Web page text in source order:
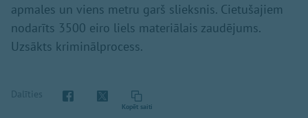
apmales un viens metru garš slieksnis. Cietušajiem
nodarīts 3500 eiro liels materiālais zaudējums.
Uzsākts kriminālprocess.
Dalīties
Kopēt saiti